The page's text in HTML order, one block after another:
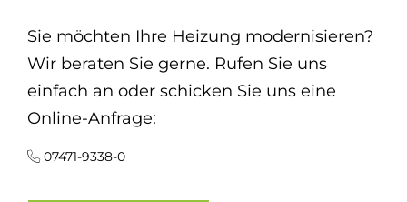
Sie möchten Ihre Heizung modernisieren?
Wir beraten Sie gerne. Rufen Sie uns
einfach an oder schicken Sie uns eine
Online-Anfrage:
07471-9338-0